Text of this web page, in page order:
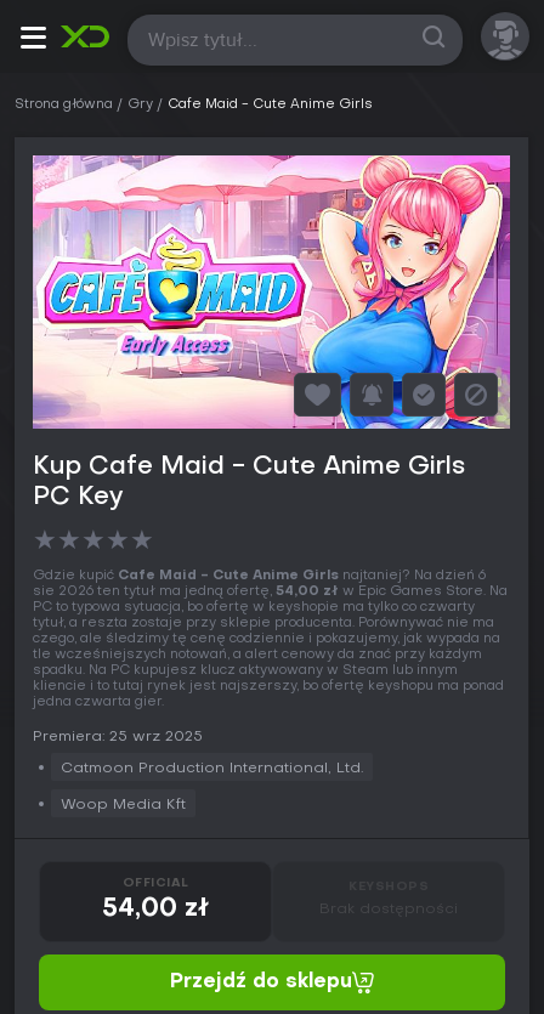
Wszystkie
Strona główna Gry Cafe Maid - Cute Anime Girls
Kup Cafe Maid - Cute Anime Girls
PC Key
★★★★★
Gdzie kupić Cafe Maid - Cute Anime Girls najtaniej? Na dzień 6
sie 2026 ten tytuł ma jedną ofertę, 54,00 zł w Epic Games Store. Na
PC to typowa sytuacja, bo ofertę w keyshopie ma tylko co czwarty
tytuł, a reszta zostaje przy sklepie producenta. Porównywać nie ma
czego, ale śledzimy tę cenę codziennie i pokazujemy, jak wypada na
tle wcześniejszych notowań, a alert cenowy da znać przy każdym
spadku. Na PC kupujesz klucz aktywowany w Steam lub innym
kliencie i to tutaj rynek jest najszerszy, bo ofertę keyshopu ma ponad
jedna czwarta gier.
Premiera: 25 wrz 2025
Catmoon Production International, Ltd.
Woop Media Kft
OFFICIAL
54,00 zł Brak dostępności
Przejdź do sklepu